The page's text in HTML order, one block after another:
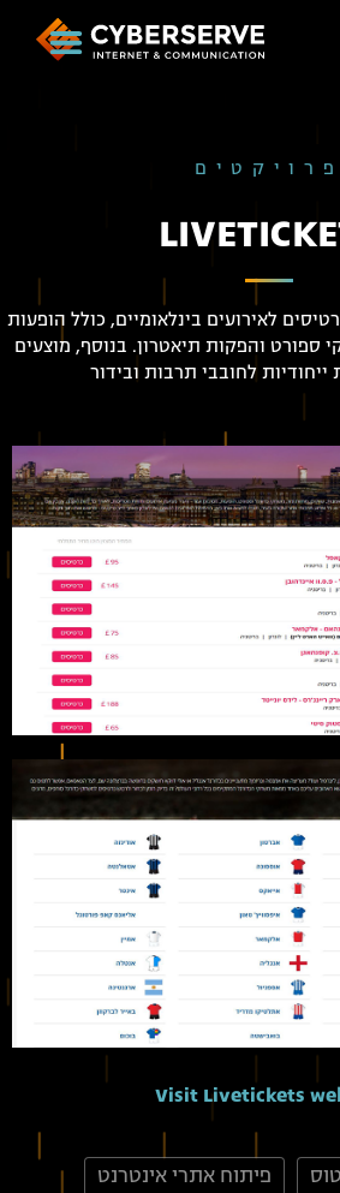
פרויקטים
לאירועים בינלאומיים, כולל הופעות
ספורט והפקות תיאטרון. בנוסף, מוצעים
ייחודיות לחובבי תרבות ובידור
Visit Livetickets
פיתוח אתרי אינטרנט